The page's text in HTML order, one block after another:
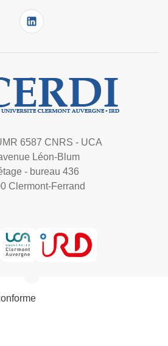
6587 CNRS - UCA
Léon-Blum
- bureau 436
Clermont-Ferrand